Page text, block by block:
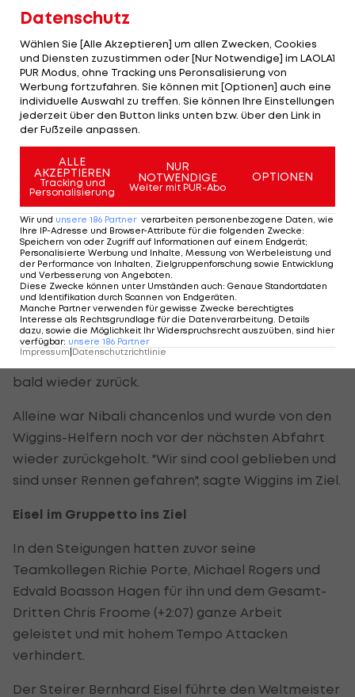
Die Angriffe auf Wiggins hielten sich in Grenzen.
Evans zwang den Zeitfahr-Sieger vom Montag im
Finish zu einem Sprint, hielt sich aber ansonsten
zurück.
Ex-Vuelta-Sieger Vincenzo Nibali (ITA) attackierte
in der Abfahrt vom Grand-Colombier-Pass (1.701
m/Anstieg 17 km), kam aber nicht einmal eine
Minute weg.
Team Sky blieb "cool"
Der Profi des Teams Liquigas bekam einige Zeit
von dem aus der Spitzengruppe zurückgefallenen
Teamkollegen Peter Sagan (SVK) Unterstützung,
doch der Dreifach-Etappensieger fiel bergauf
bald wieder zurück.
Alleine war Nibali chancenlos und wurde von den
Wiggins-Helfern noch vor der nächsten Abfahrt
wieder zurückgeholt. "Wir sind cool geblieben und
sind unser Rennen gefahren", sagte Wiggins im Ziel.
Eisel im Gruppetto ins Ziel
In den Steigungen hatten zuvor seine
Teamkollegen Richie Porte, Michael Rogers und
Edvald Boasson Hagen für ihn und dem Gesamt-
Dritten Chris Froome (+2:07) ganze Arbeit
geleistet und mit hohem Tempo Attacken
verhindert.
Der Steirer Bernhard Eisel führte den Weltmeister
Datenschutz
Wählen Sie [Alle Akzeptieren] um allen Zwecken, Cookies
und Diensten zuzustimmen oder [Nur Notwendige] im LAOLA1
PUR Modus, ohne Tracking uns Peronsalisierung von
Werbung fortzufahren. Sie können mit [Optionen] auch eine
individuelle Auswahl zu treffen. Sie können Ihre Einstellungen
jederzeit über den Button links unten bzw. über den Link in
der Fußzeile anpassen.
ALLE
AKZEPTIEREN
Tracking und
Personalisierung
NUR
NOTWENDIGE
Weiter mit PUR-Abo
OPTIONEN
Wir und unsere 186 Partner verarbeiten personenbezogene Daten, wie
Ihre IP-Adresse und Browser-Attribute für die folgenden Zwecke:
Speichern von oder Zugriff auf Informationen auf einem Endgerät;
Personalisierte Werbung und Inhalte, Messung von Werbeleistung und
der Performance von Inhalten, Zielgruppenforschung sowie Entwicklung
und Verbesserung von Angeboten.
Diese Zwecke können unter Umständen auch: Genaue Standortdaten
und Identifikation durch Scannen von Endgeräten.
Manche Partner verwenden für gewisse Zwecke berechtigtes
Interesse als Rechtsgrundlage für die Datenverarbeitung. Details
dazu, sowie die Möglichkeit Ihr Widerspruchsrecht auszuüben, sind hier
verfügbar: unsere 186 Partner
Impressum Datenschutzrichtlinie